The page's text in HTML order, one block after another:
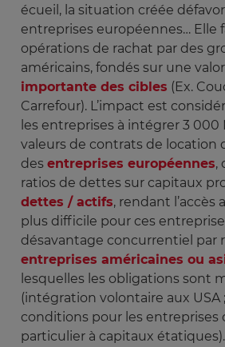
écueil, la situation créée
entreprises européennes… Elle
opérations de rachat par des
américains, fondés sur une
importante des cibles (Ex.
Carrefour). L’impact est
les entreprises à intégrer 3 000
valeurs de contrats de location
des entreprises européennes,
ratios de dettes sur capitaux
dettes / actifs, rendant
plus difficile pour ces
désavantage concurrentiel par
entreprises américaines ou
lesquelles les obligations sont
(intégration volontaire aux
conditions pour les entreprises
particulier à capitaux étatiques).